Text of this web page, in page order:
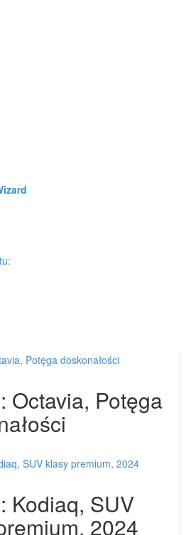
Octavia, Potęga
Kodiaq, SUV
2024